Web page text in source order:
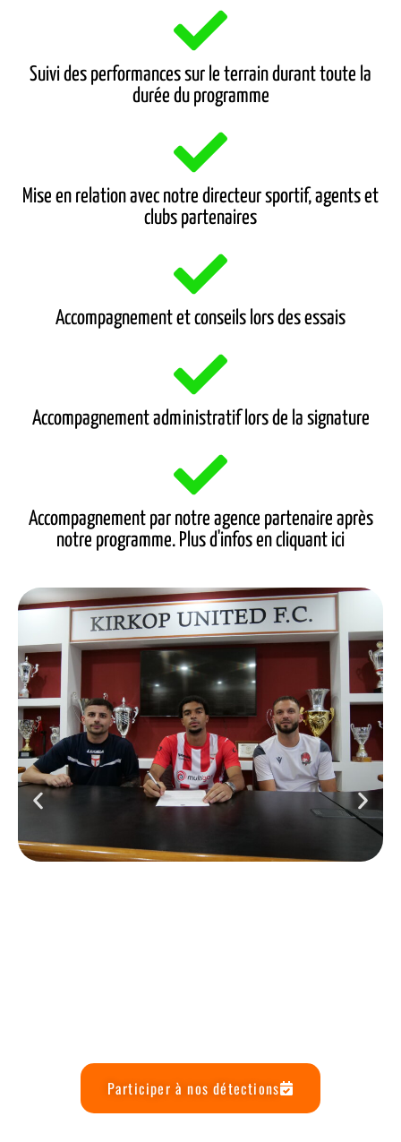
Suivi des performances sur le terrain durant toute la
durée du programme
Mise en relation avec notre directeur sportif, agents et
clubs partenaires
Accompagnement et conseils lors des essais
Accompagnement administratif lors de la signature
Accompagnement par notre agence partenaire après
notre programme. Plus d'infos en cliquant ici
Participer à nos détections